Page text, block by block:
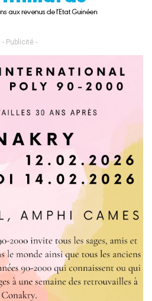
- Publicité -